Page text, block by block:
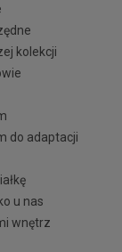
kolekcji
do adaptacji
u nas
wnętrz